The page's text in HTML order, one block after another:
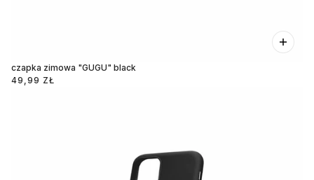
czapka zimowa "GUGU" black
49,99 ZŁ